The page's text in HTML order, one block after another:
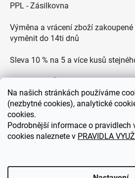
Na našich stránkách používáme
(nezbytné cookies), analytické
cookies.
Podrobnější informace o pravidlech
cookies naleznete v PRAVIDLA
PPL - Zásilkovna
Výměna a vrácení zboží
vyměnit do 14ti dnů
Sleva 10 % na 5 a více kusů
Zákaznická podpora každý všední
hodin
eDEKOR.cz